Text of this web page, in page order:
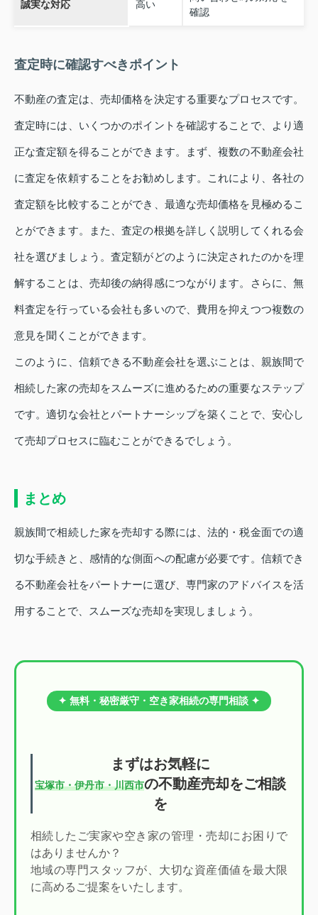
誠実な対応 高い
確認
査定時に確認すべきポイント
不動産の査定は、売却価格を決定する重要なプロセスです。
査定時には、いくつかのポイントを確認することで、より適
正な査定額を得ることができます。まず、複数の不動産会社
に査定を依頼することをお勧めします。これにより、各社の
査定額を比較することができ、最適な売却価格を見極めるこ
とができます。また、査定の根拠を詳しく説明してくれる会
社を選びましょう。査定額がどのように決定されたのかを理
解することは、売却後の納得感につながります。さらに、無
料査定を行っている会社も多いので、費用を抑えつつ複数の
意見を聞くことができます。
このように、信頼できる不動産会社を選ぶことは、親族間で
相続した家の売却をスムーズに進めるための重要なステップ
です。適切な会社とパートナーシップを築くことで、安心し
て売却プロセスに臨むことができるでしょう。
まとめ
親族間で相続した家を売却する際には、法的・税金面での適
切な手続きと、感情的な側面への配慮が必要です。信頼でき
る不動産会社をパートナーに選び、専門家のアドバイスを活
用することで、スムーズな売却を実現しましょう。
✦ 無料・秘密厳守・空き家相続の専門相談 ✦
まずはお気軽に
宝塚市・伊丹市・川西市の不動産売却をご相談
を
相続したご実家や空き家の管理・売却にお困りで
はありませんか？
地域の専門スタッフが、大切な資産価値を最大限
に高めるご提案をいたします。